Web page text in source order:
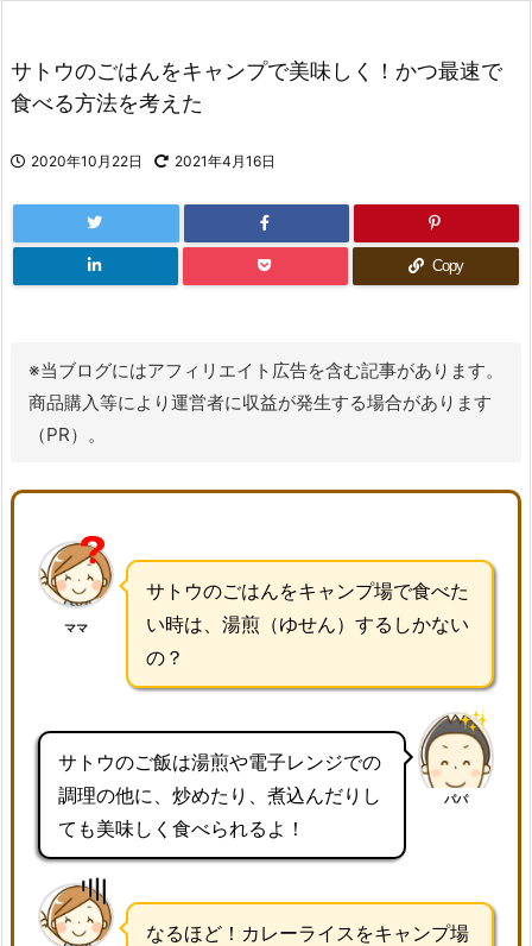
サトウのごはんをキャンプで美味しく！かつ最速で
食べる方法を考えた
2020年10月22日 2021年4月16日
Copy
※当ブログにはアフィリエイト広告を含む記事があります。
商品購入等により運営者に収益が発生する場合があります
（PR）。
ママ
サトウのごはんをキャンプ場で食べた
い時は、湯煎（ゆせん）するしかない
の？
サトウのご飯は湯煎や電子レンジでの
調理の他に、炒めたり、煮込んだりし
ても美味しく食べられるよ！
パパ
なるほど！カレーライスをキャンプ場